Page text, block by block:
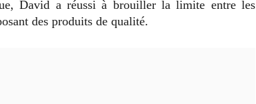
David a réussi à brouiller la limite entre les
des produits de qualité.